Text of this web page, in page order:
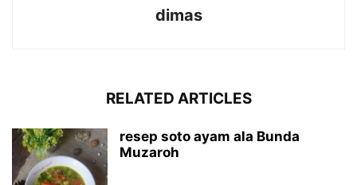
dimas
RELATED ARTICLES
resep soto ayam ala Bunda
Muzaroh